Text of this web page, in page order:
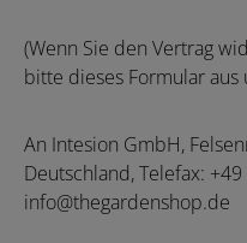
(Wenn Sie den Vertrag
bitte dieses Formular aus
An Intesion GmbH,
Deutschland, Telefax:
info@thegardenshop.de